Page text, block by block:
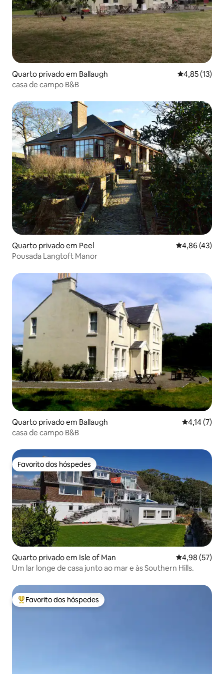
Quarto privado em Ballaugh Classificação
4,85 (13)
casa de campo B&B
Quarto privado em Peel Classificação
4,86 (43)
Pousada Langtoft Manor
Quarto privado em Ballaugh
4,14 (7)
casa de campo B&B
Favorito dos hóspedes
Favorito dos hóspedes
Quarto privado em Isle of Man Classificação
4,98 (57)
Um lar longe de casa junto ao mar e às Southern Hills.
Favoritos dos hóspedes mais apreciados
Favorito dos hóspedes